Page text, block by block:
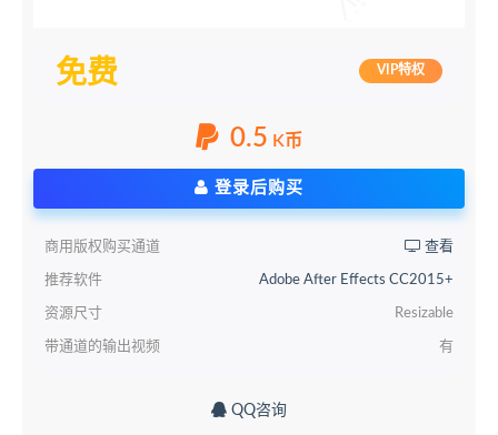
免费 VIP特权
0.5 K币
登录后购买
商用版权购买通道 查看
推荐软件 Adobe After Effects CC2015+
资源尺寸 Resizable
带通道的输出视频 有
QQ咨询